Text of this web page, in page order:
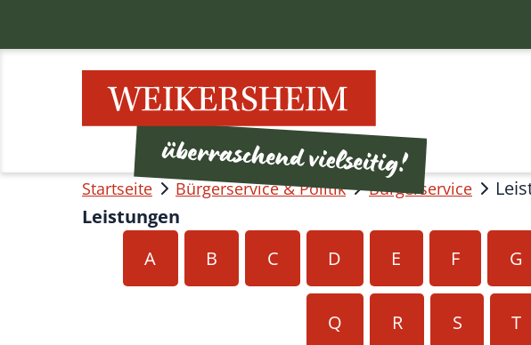
Startseite Bürgerservice & Politik Bürgerservice
Leistungen
A
B C D E F G
Q R S T